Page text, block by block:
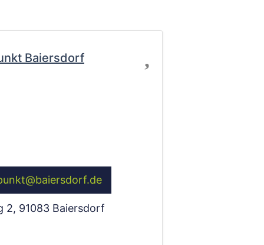
Baiersdorf
@baiersdorf.de
2, 91083 Baiersdorf